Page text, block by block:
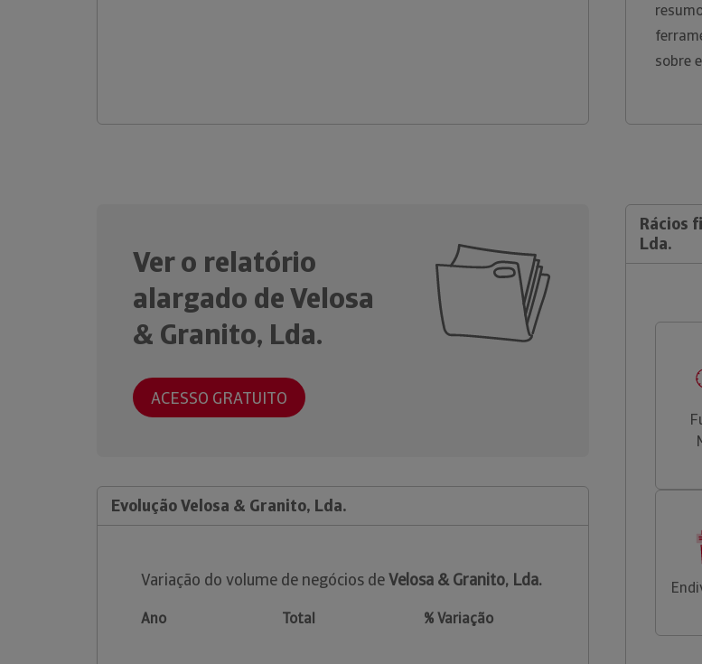
sobre
Ver o relatório
alargado de Velosa
& Granito, Lda.
ACESSO GRATUITO
Evolução Velosa & Granito, Lda.
Variação do volume de negócios deVelosa & Granito, Lda.
Ano Total % Variação
Rácios
Lda.